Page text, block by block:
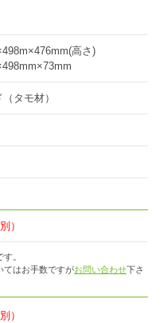
高さ)
タモ材）
）
。
てはお手数ですがお問い合わせ下さ
）